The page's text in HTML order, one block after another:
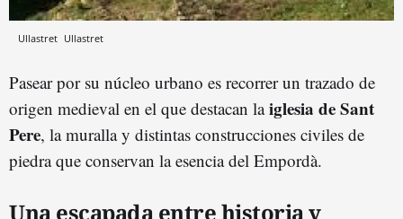
Ullastret Ullastret
Pasear por su núcleo urbano es recorrer un trazado de
origen medieval en el que destacan laiglesia de Sant
Pere, la muralla y distintas construcciones civiles de
piedra que conservan la esencia del Empordà.
Una escapada entre historia y